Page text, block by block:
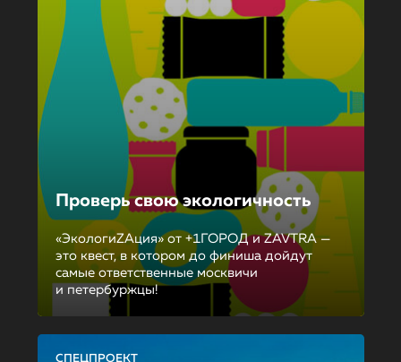
Проверь свою экологичность
«ЭкологиZAция» от +1ГОРОД и ZAVTRA —
это квест, в котором до финиша дойдут
самые ответственные москвичи
и петербуржцы!
СПЕЦПРОЕКТ